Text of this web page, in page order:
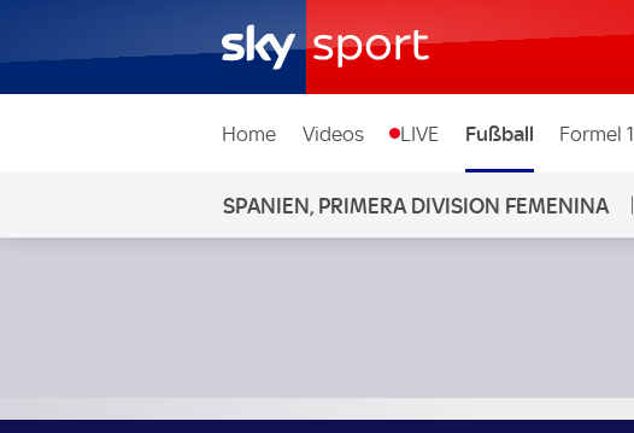
Home Videos LIVE Fußball Formel 1
SPANIEN, PRIMERA DIVISION FEMENINA